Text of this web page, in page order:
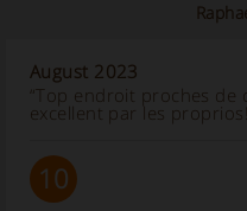
August 2023
“Top endroit proches de
excellent par les
10